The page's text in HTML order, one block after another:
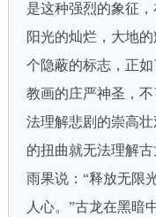
是这种强烈的象征
阳光的灿烂，大地
个隐蔽的标志，正
教画的庄严神圣，
法理解悲剧的崇高
的扭曲就无法理解
雨果说：“释放无限
人心。”古龙在黑暗